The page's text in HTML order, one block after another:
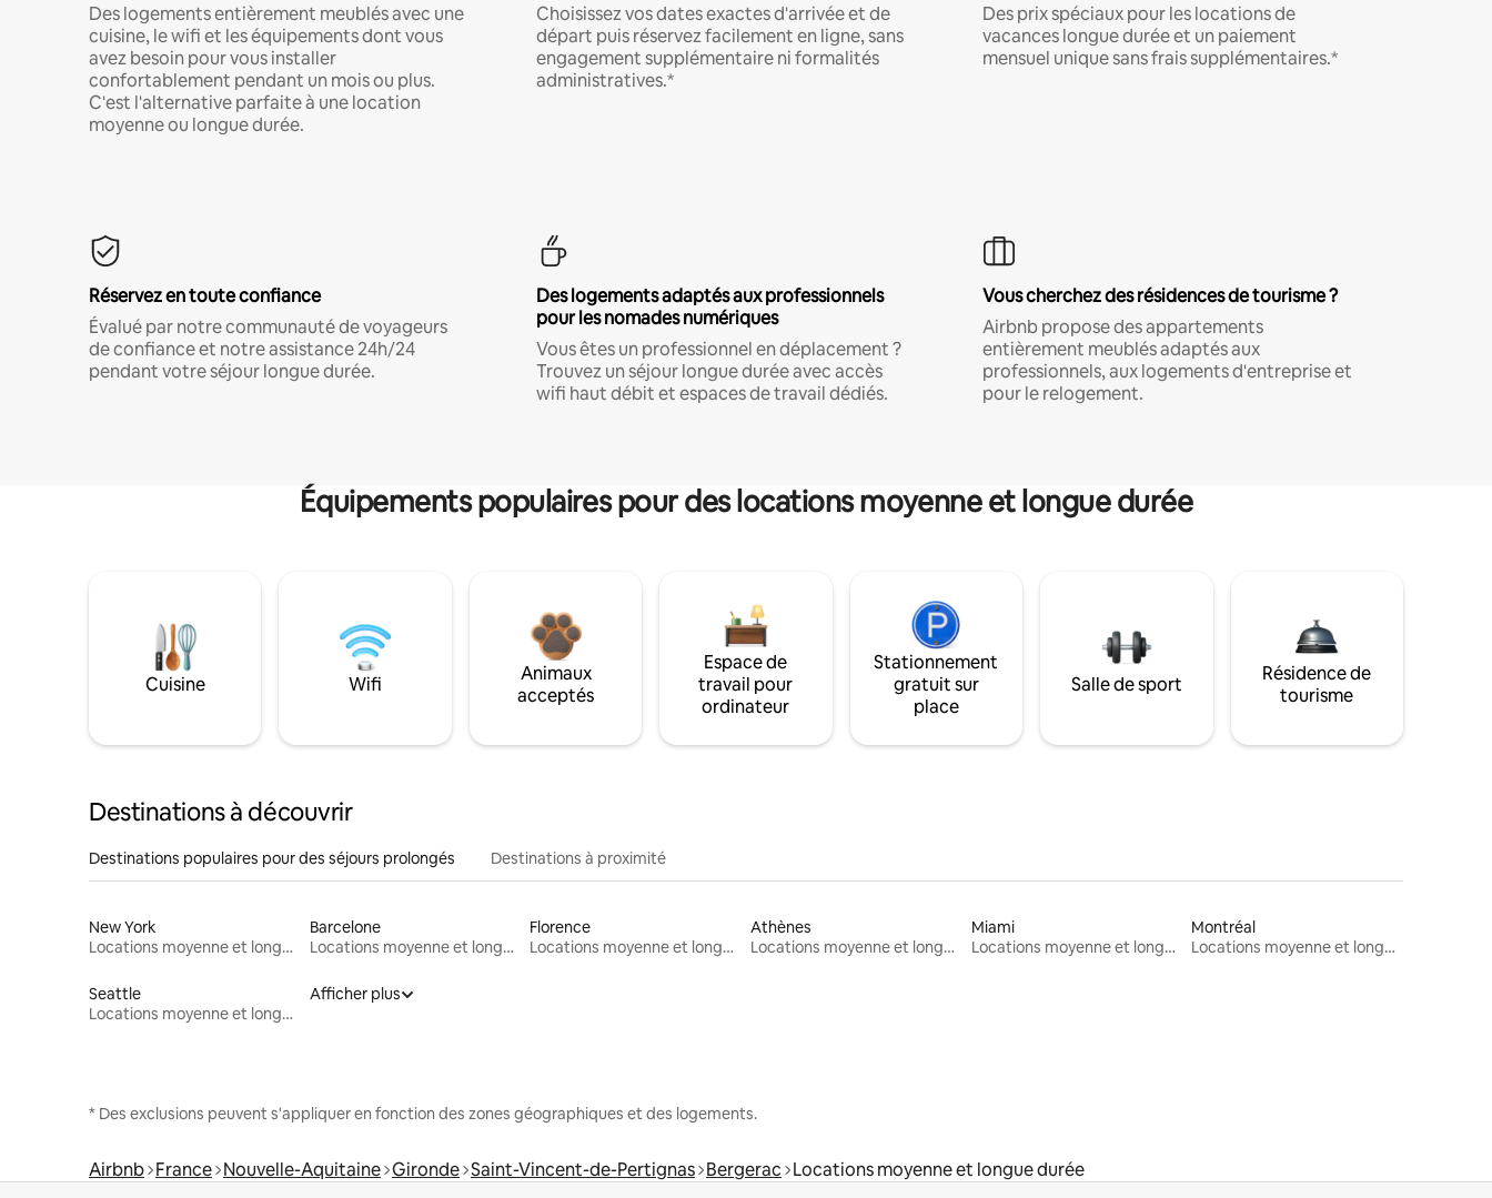
Des logements entièrement meublés avec une
cuisine, le wifi et les équipements dont vous
avez besoin pour vous installer
confortablement pendant un mois ou plus.
C'est l'alternative parfaite à une location
moyenne ou longue durée.
Choisissez vos dates exactes d'arrivée et de
départ puis réservez facilement en ligne, sans
engagement supplémentaire ni formalités
administratives.*
Des prix spéciaux pour les locations de
vacances longue durée et un paiement
mensuel unique sans frais supplémentaires.*
Réservez en toute confiance
Évalué par notre communauté de voyageurs
de confiance et notre assistance 24h/24
pendant votre séjour longue durée.
Des logements adaptés aux professionnels
pour les nomades numériques
Vous êtes un professionnel en déplacement ?
Trouvez un séjour longue durée avec accès
wifi haut débit et espaces de travail dédiés.
Vous cherchez des résidences de tourisme ?
Airbnb propose des appartements
entièrement meublés adaptés aux
professionnels, aux logements d'entreprise et
pour le relogement.
Équipements populaires pour des locations moyenne et longue durée
Cuisine Wifi
Animaux
acceptés
Espace de
travail pour
ordinateur
Stationnement
gratuit sur
place
Salle de sport
Résidence de
tourisme
Destinations à découvrir
Destinations populaires pour des séjours prolongés Destinations à proximité
New York
Locations moyenne et longue durée
Barcelone
Locations moyenne et longue durée
Florence
Locations moyenne et longue durée
Athènes
Locations moyenne et longue durée
Miami
Locations moyenne et longue durée
Montréal
Locations moyenne et longue durée
Seattle
Locations moyenne et longue durée
Afficher plus
* Des exclusions peuvent s'appliquer en fonction des zones géographiques et des logements.
Airbnb France Nouvelle-Aquitaine Gironde Saint-Vincent-de-Pertignas Bergerac Locations moyenne et longue durée